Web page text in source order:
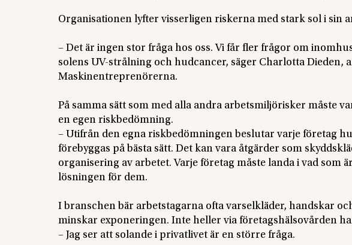
Organisationen lyfter visserligen riskerna med stark sol i sin
– Det är ingen stor fråga hos oss. Vi får fler frågor om
solens UV-strålning och hudcancer, säger Charlotta Dieden,
Maskinentreprenörerna.
På samma sätt som med alla andra arbetsmiljörisker måste
en egen riskbedömning.
– Utifrån den egna riskbedömningen beslutar varje företag
förebyggas på bästa sätt. Det kan vara åtgärder som
organisering av arbetet. Varje företag måste landa i vad som
lösningen för dem.
I branschen bär arbetstagarna ofta varselkläder, handskar
minskar exponeringen. Inte heller via företagshälsovården
– Jag ser att solande i privatlivet är en större fråga.